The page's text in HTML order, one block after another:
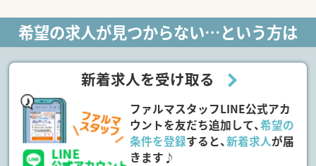
■総合薬剤師・調剤薬剤師（土日休み・19時までの勤務）どちらか
の働き方を選択できます
■調剤併設型だけでなく「医療モール・クリニック併設店舗」「敷
■在宅医療にも積極的取り組んでおり「訪問調剤特化型店舗」を
■「プラチナくるみん認定企業」「健康経営優良法人2023（大規模
法人部門）認定」等を取得し一人ひとりが働きやすい環境が整備
されています
■充実した研修制度、人事制度、評価制度、キャリア支援制度等
があるのも特徴です
希望の求人が見つからない…という方は
新着求人を受け取る
ファルマスタッフLINE公式アカ
ウントを友だち追加して、希望の
条件を登録すると、新着求人が届
きます♪